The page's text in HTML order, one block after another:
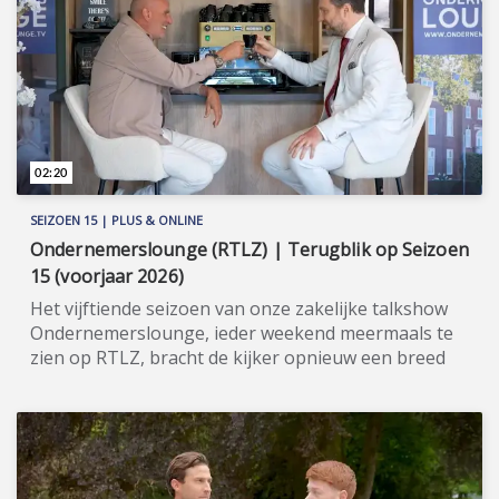
overigens investeerders/partners voor nieuwe
projecten. Meer informatie: www.integervastgoed.nl
(https://www.integervastgoed.nl).
SEIZOEN 15 | PLUS & ONLINE
Ondernemerslounge (RTLZ) | Terugblik op Seizoen
15 (voorjaar 2026)
Het vijftiende seizoen van onze zakelijke talkshow
Ondernemerslounge, ieder weekend meermaals te
zien op RTLZ, bracht de kijker opnieuw een breed
gebied van ondernemerschap, investeren en
genieten van het leven. Onze studio in het koetshuis
van Kasteel Hoekelum werd hierbij zoals altijd
ingericht met het statige meubilair van Jan Frantzen.
02:20